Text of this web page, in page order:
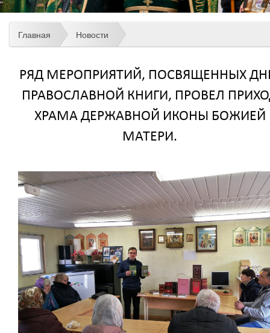
Главная Новости
РЯД МЕРОПРИЯТИЙ, ПОСВЯЩЕННЫХ
ПРАВОСЛАВНОЙ КНИГИ, ПРОВЕЛ
ХРАМА ДЕРЖАВНОЙ ИКОНЫ БОЖИЕЙ
МАТЕРИ.